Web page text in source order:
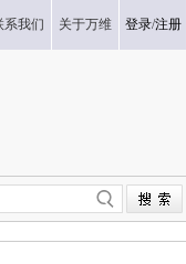
系我们 关于万维 登录/注册